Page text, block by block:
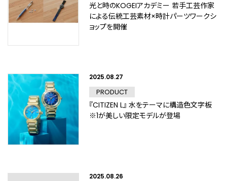
光と時のKOGEIアカデミー 若手工芸作家
による伝統工芸素材×時計パーツワークシ
ョップを開催
2025.08.27
PRODUCT
『CITIZEN L』 水をテーマに構造色文字板
※1が美しい限定モデルが登場
2025.08.26